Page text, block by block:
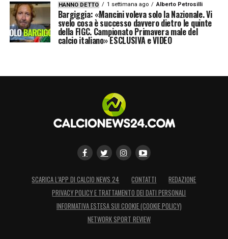
HANNO DETTO 1 settimana ago Alberto Petrosilli
Bargiggia: «Mancini voleva solo la Nazionale. Vi
svelo cosa è successo davvero dietro le quinte
della FIGC. Campionato Primavera male del
calcio italiano» ESCLUSIVA e VIDEO
SCARICA L’APP DI CALCIO NEWS 24 CONTATTI
REDAZIONE
PRIVACY POLICY E TRATTAMENTO DEI DATI PERSONALI
INFORMATIVA ESTESA SUI COOKIE (COOKIE POLICY)
NETWORK SPORT REVIEW